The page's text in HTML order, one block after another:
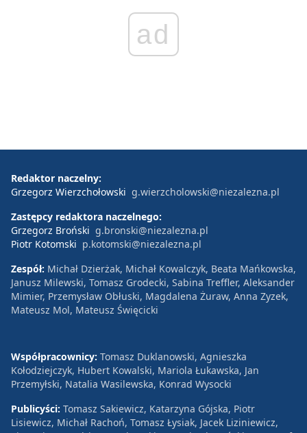
ad
Redaktor naczelny:
Grzegorz Wierzchołowski g.wierzcholowski@niezalezna.pl
Zastępcy redaktora naczelnego:
Grzegorz Broński g.bronski@niezalezna.pl
Piotr Kotomski p.kotomski@niezalezna.pl
Zespół: Michał Dzierżak, Michał Kowalczyk, Beata Mańkowska,
Janusz Milewski, Tomasz Grodecki, Sabina Treffler, Aleksander
Mimier, Przemysław Obłuski, Magdalena Żuraw, Anna Zyzek,
Mateusz Mol, Mateusz Święcicki
Współpracownicy: Tomasz Duklanowski, Agnieszka
Kołodziejczyk, Hubert Kowalski, Mariola Łukawska, Jan
Przemyłski, Natalia Wasilewska, Konrad Wysocki
Publicyści: Tomasz Sakiewicz, Katarzyna Gójska, Piotr
Lisiewicz, Michał Rachoń, Tomasz Łysiak, Jacek Liziniewicz,